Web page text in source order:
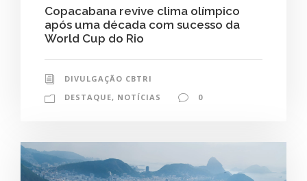
Copacabana revive clima olímpico
após uma década com sucesso da
World Cup do Rio
DIVULGAÇÃO CBTRI
DESTAQUE, NOTÍCIAS 0